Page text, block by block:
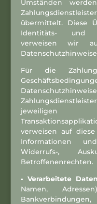
Umständen
übermittelt. Diese
Identitäts- und
verweisen wir
Für die
jeweiligen
verweisen auf
Informationen
Widerrufs-,
Betroffenenrechten.
• Verarbeitete
Namen,